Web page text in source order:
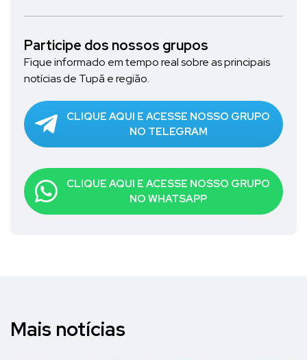
Participe dos nossos grupos
Fique informado em tempo real sobre as principais
notícias de Tupã e região.
CLIQUE AQUI E ACESSE NOSSO GRUPO
NO TELEGRAM
CLIQUE AQUI E ACESSE NOSSO GRUPO
NO WHATSAPP
Mais notícias